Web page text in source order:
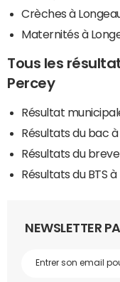
Crèches à
Maternités à
Tous les
Percey
Résultat
Résultats du bac
Résultats du
Résultats du BTS
NEWSLETTER